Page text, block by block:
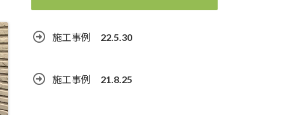
施工事例 22.5.30
施工事例 21.8.25